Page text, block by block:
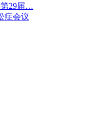
第29届…
症会议
析
分享
析